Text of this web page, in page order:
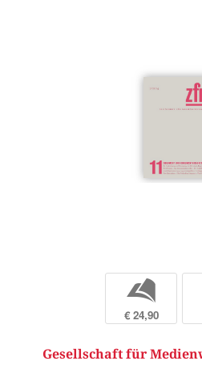
b
€ 24,90
Gesellschaft für